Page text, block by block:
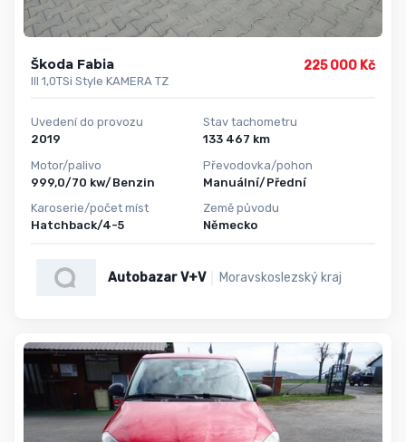
Škoda Fabia
III 1,0TSi Style KAMERA TZ
225 000 Kč
Uvedení do provozu
2019
Motor/palivo
999,0/70 kw/Benzin
Karoserie/počet míst
Hatchback/4-5
Stav tachometru
133 467 km
Převodovka/pohon
Manuální/Přední
Země původu
Německo
Autobazar V+V Moravskoslezský kraj